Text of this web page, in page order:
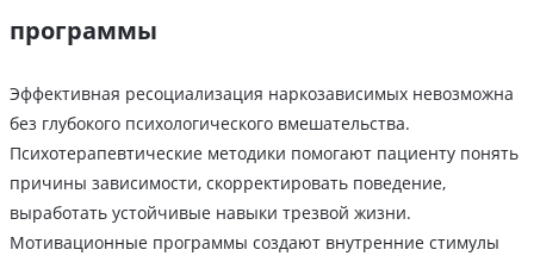
программы
Эффективная ресоциализация наркозависимых невозможна
без глубокого психологического вмешательства.
Психотерапевтические методики помогают пациенту понять
причины зависимости, скорректировать поведение,
выработать устойчивые навыки трезвой жизни.
Мотивационные программы создают внутренние стимулы